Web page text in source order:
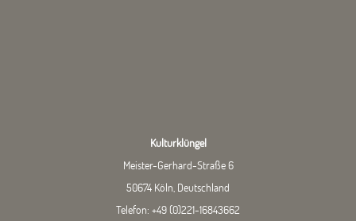
Kulturklüngel
Meister-Gerhard-Straße 6
50674 Köln, Deutschland
Telefon: +49 (0)221-16843662